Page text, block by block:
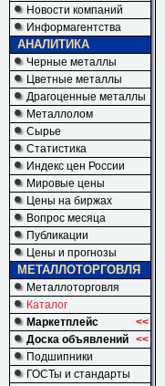
Новости компаний
Информагентства
АНАЛИТИКА
Черные металлы
Цветные металлы
Драгоценные металлы
Металлолом
Сырье
Статистика
Индекс цен России
Мировые цены
Цены на биржах
Вопрос месяца
Публикации
Цены и прогнозы
МЕТАЛЛОТОРГОВЛЯ
Металлоторговля
Каталог
Маркетплейс
<<
Доска объявлений <<
Подшипники
ГОСТы и стандарты